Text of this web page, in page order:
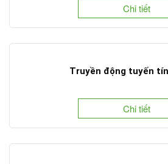
Chi tiết
Truyền động tuyến
Chi tiết